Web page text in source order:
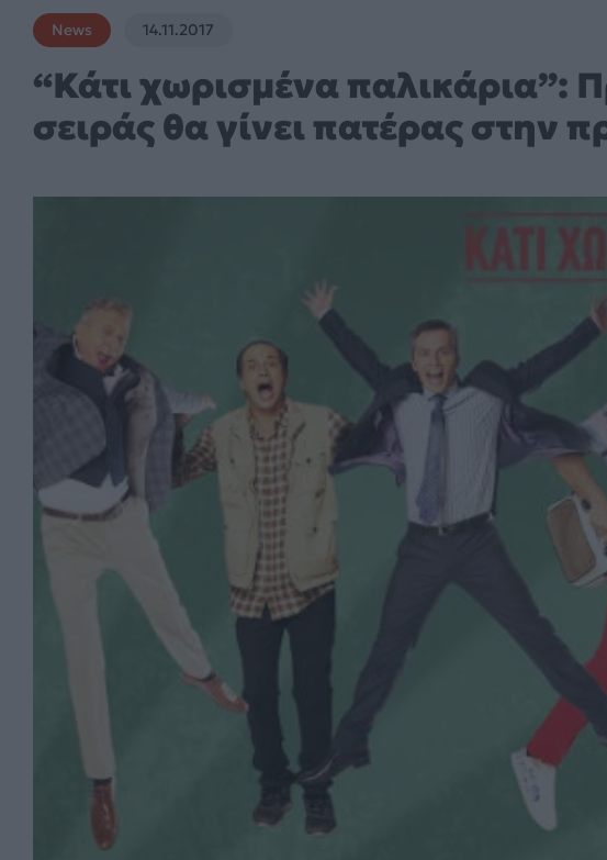
News 14.11.2017
“Κάτι χωρισμένα παλικάρια”:
σειράς θα γίνει πατέρας στην